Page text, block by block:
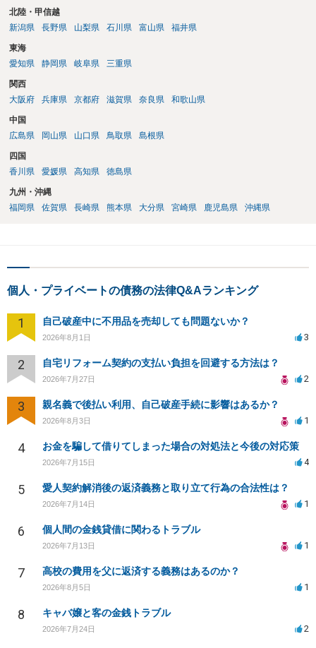
北陸・甲信越
新潟県
長野県 山梨県 石川県 富山県 福井県
東海
愛知県
静岡県 岐阜県 三重県
関西
大阪府
兵庫県 京都府 滋賀県 奈良県 和歌山県
中国
広島県
岡山県 山口県 鳥取県 島根県
四国
香川県
愛媛県 高知県 徳島県
九州・沖縄
福岡県
佐賀県 長崎県 熊本県 大分県 宮崎県 鹿児島県 沖縄県
個人・プライベートの債務の法律Q&Aランキング
1 自己破産中に不用品を売却しても問題ないか？
2026年8月1日 3
2 自宅リフォーム契約の支払い負担を回避する方法は？
2026年7月27日 2
3 親名義で後払い利用、自己破産手続に影響はあるか？
2026年8月3日 1
4 お金を騙して借りてしまった場合の対処法と今後の対応策
2026年7月15日 4
5 愛人契約解消後の返済義務と取り立て行為の合法性は？
2026年7月14日 1
6 個人間の金銭貸借に関わるトラブル
2026年7月13日 1
7 高校の費用を父に返済する義務はあるのか？
2026年8月5日 1
8 キャバ嬢と客の金銭トラブル
2026年7月24日 2